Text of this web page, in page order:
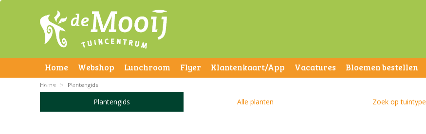
Home Webshop Lunchroom Flyer Klantenkaart/App Vacatures Bloemen bestellen
Contact
Home > Plantengids
Plantengids Alle planten Zoek op tuintype